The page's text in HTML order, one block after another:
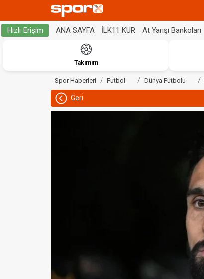
Hızlı Erişim ANA SAYFA İLK11 KUR At Yarışı Bankoları
Takımım
Spor Haberleri Futbol Dünya Futbolu
Geri